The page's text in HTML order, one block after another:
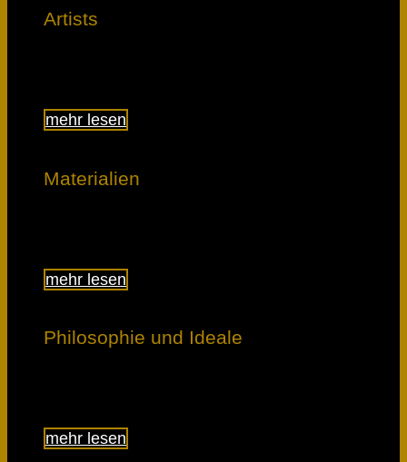
Artists
mehr lesen
Materialien
mehr lesen
Philosophie und Ideale
mehr lesen